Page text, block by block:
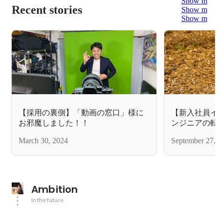
Recent stories
Show more
Show more
【採用の裏側】「動画の窓口」様に
お邪魔しました！！
March 30, 2024
【新入社員
ンジニアの
September 27,
Ambition
In the future